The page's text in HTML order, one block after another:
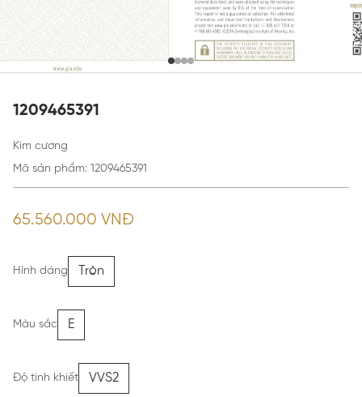
1209465391
Kim cương
Mã sản phẩm: 1209465391
65.560.000 VNĐ
Hình dáng Tròn
Màu sắc E
Độ tinh khiết VVS2